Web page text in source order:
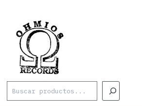
contenido